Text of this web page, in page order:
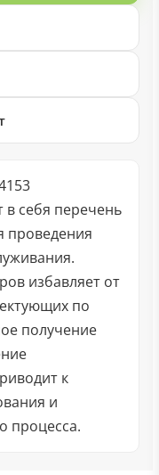
в себя перечень
проведения
избавляет от
по
получение
к
и
процесса.